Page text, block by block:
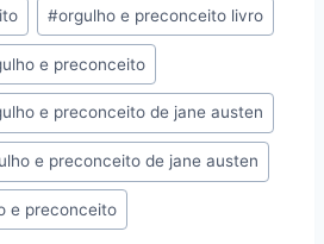
#orgulho e preconceito livro
e preconceito
e preconceito de jane austen
e preconceito de jane austen
e preconceito